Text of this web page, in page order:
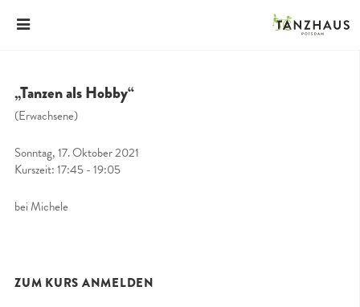
„Tanzen als Hobby“
(Erwachsene)
Sonntag, 17. Oktober 2021
Kurszeit: 17:45 - 19:05
bei Michele
ZUM KURS ANMELDEN